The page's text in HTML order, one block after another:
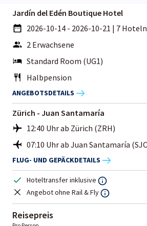
Jardín del Edén Boutique Hotel
2026-10-14 - 2026-10-21 | 7
2 Erwachsene
Standard Room (UG1)
Halbpension
ANGEBOTSDETAILS
Zürich - Juan Santamaría
12:40 Uhr ab Zürich (ZRH)
07:10 Uhr ab Juan Santamaría
FLUG- UND GEPÄCKDETAILS
Hoteltransfer inklusive
Angebot ohne Rail & Fly
Reisepreis